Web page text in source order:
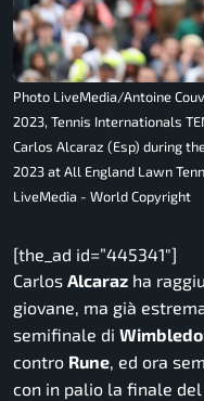
Photo LiveMedia/Antoine
2023, Tennis Internationals
Carlos Alcaraz (Esp) during
2023 at All England Lawn
LiveMedia - World Copyright
[the_ad id=”445341″]
Carlos Alcaraz ha
giovane, ma già
semifinale di
contro Rune, ed ora
con in palio la finale